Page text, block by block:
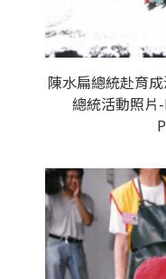
陳水扁總統赴育
總統活動照片